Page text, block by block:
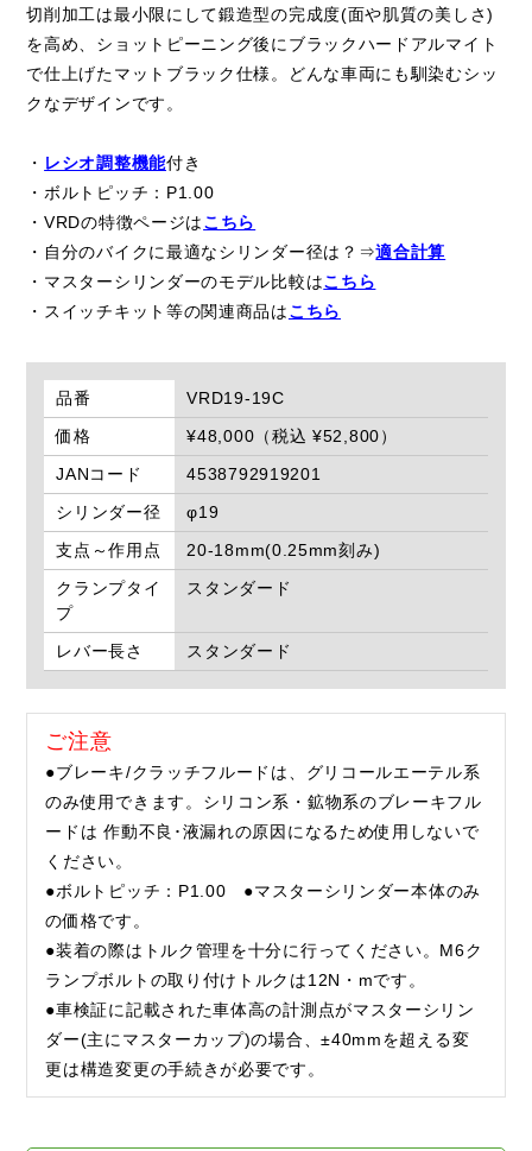
切削加工は最小限にして鍛造型の完成度(面や肌質の美しさ)
を高め、ショットピーニング後にブラックハードアルマイト
で仕上げたマットブラック仕様。どんな車両にも馴染むシッ
クなデザインです。
・ レシオ調整機能付き
・ボルトピッチ：P1.00
・VRDの特徴ページはこちら
・自分のバイクに最適なシリンダー径は？⇒適合計算
・マスターシリンダーのモデル比較はこちら
・スイッチキット等の関連商品はこちら
品番
VRD19-19C
価格
¥48,000（税込 ¥52,800）
JANコード
4538792919201
シリンダー径
φ19
支点～作用点
20-18mm(0.25mm刻み)
クランプタイ
プ
スタンダード
レバー長さ スタンダード
ご注意
●ブレーキ/クラッチフルードは、グリコールエーテル系
のみ使用できます。シリコン系・鉱物系のブレーキフル
ードは 作動不良･液漏れの原因になるため使用しないで
ください。
●ボルトピッチ：P1.00 ●マスターシリンダー本体のみ
の価格です。
●装着の際はトルク管理を十分に行ってください。M6ク
ランプボルトの取り付けトルクは12N・mです。
●車検証に記載された車体高の計測点がマスターシリン
ダー(主にマスターカップ)の場合、±40mmを超える変
更は構造変更の手続きが必要です。